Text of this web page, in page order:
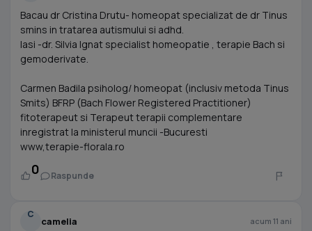
Bacau dr Cristina Drutu- homeopat specializat de dr Tinus
smins in tratarea autismului si adhd.
Iasi -dr. Silvia Ignat specialist homeopatie , terapie Bach si
gemoderivate.
Carmen Badila psiholog/ homeopat (inclusiv metoda Tinus
Smits) BFRP (Bach Flower Registered Practitioner)
fitoterapeut si Terapeut terapii complementare
inregistrat la ministerul muncii -Bucuresti
www,terapie-florala.ro
0 Raspunde
C
camelia acum 11 ani